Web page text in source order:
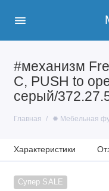
#механизм
C, PUSH to
серый/
Главная ✹ Мебельная
Характеристики
Супер SALE